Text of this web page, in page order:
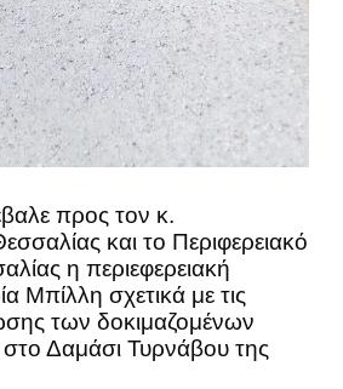
προς τον κ.
και το Περιφερειακό
η περιεφερειακή
Μπίλλη σχετικά με τις
των δοκιμαζομένων
Δαμάσι Τυρνάβου της